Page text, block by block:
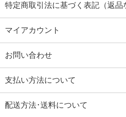
特定商取引法に基づく表記（返品
マイアカウント
お問い合わせ
支払い方法について
配送方法･送料について